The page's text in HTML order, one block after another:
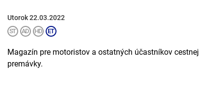
Utorok 22.03.2022
Magazín pre motoristov a ostatných účastníkov cestnej
premávky.